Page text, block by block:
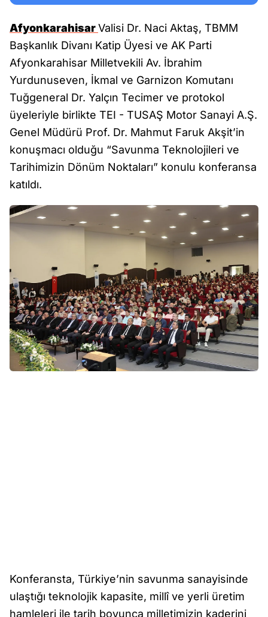
AfyonkarahisarValisi Dr. Naci Aktaş, TBMM
Başkanlık Divanı Katip Üyesi ve AK Parti
Afyonkarahisar Milletvekili Av. İbrahim
Yurdunuseven, İkmal ve Garnizon Komutanı
Tuğgeneral Dr. Yalçın Tecimer ve protokol
üyeleriyle birlikte TEI - TUSAŞ Motor Sanayi A.Ş.
Genel Müdürü Prof. Dr. Mahmut Faruk Akşit’in
konuşmacı olduğu “Savunma Teknolojileri ve
Tarihimizin Dönüm Noktaları” konulu konferansa
katıldı.
Konferansta, Türkiye’nin savunma sanayisinde
ulaştığı teknolojik kapasite, millî ve yerli üretim
hamleleri ile tarih boyunca milletimizin kaderini